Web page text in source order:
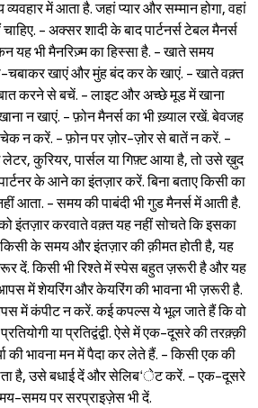
में आता है. जहां प्यार और सम्मान होगा, वहां
चाहिए. - अक्सर शादी के बाद पार्टनर्स टेबल मैनर्स
यह भी मैनरिज़्म का हिस्सा है. - खाते समय
चबाकर खाएं और मुंह बंद कर के खाएं. - खाते वक़्त
बात करने से बचें. - लाइट और अच्छे मूड में खाना
न खाएं. - फ़ोन मैनर्स का भी ख़्याल रखें. बेवजह
न करें. - फ़ोन पर ज़ोर-ज़ोर से बातें न करें. -
लेटर, कुरियर, पार्सल या गिफ़्ट आया है, तो उसे ख़ुद
के आने का इंतज़ार करें. बिना बताए किसी का
आता. - समय की पाबंदी भी गुड मैनर्स में आती है.
इंतज़ार करवाते वक़्त यह नहीं सोचते कि इसका
के समय और इंतज़ार की क़ीमत होती है, यह
दें. किसी भी रिश्ते में स्पेस बहुत ज़रूरी है और यह
में शेयरिंग और केयरिंग की भावना भी ज़रूरी है.
में कंपीट न करें. कई कपल्स ये भूल जाते हैं कि वो
या प्रतिद्वंद्वी. ऐसे में एक-दूसरे की तरक़्क़ी
की भावना मन में पैदा कर लेते हैं. -किसी एक की
है, उसे बधाई दें और सेलिब‘ेट करें. - एक-दूसरे
समय पर सरप्राइज़ेस भी दें.